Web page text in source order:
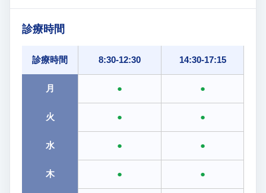
診療時間
診療時間 8:30-12:30 14:30-17:15
月 ● ●
火 ● ●
水 ● ●
木 ● ●